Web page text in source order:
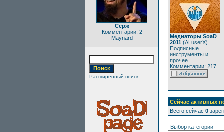
Серж
Комментарии: 2
Maynard
Расширенный поиск
Медиаторы SoaD
2011 (ALuserX)
Подписные
инструменты и
прочее
Комментарии: 217
Сейчас активных
Всего сейчас 0